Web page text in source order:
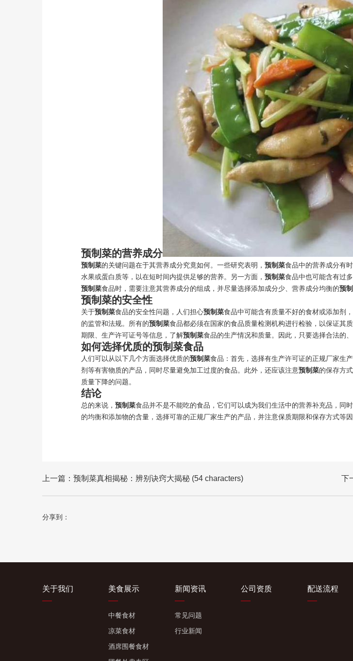
预制菜的营养成分
预制菜的关键问题在于其营养成分究竟如何。一些研究表明， 预制菜食品中的营养成分有
水果或蛋白质等，以在短时间内提供足够的营养。另一方面， 预制菜食品中也可能含有过
预制菜食品时，需要注意其营养成分的组成，并尽量选择添加成分少、营养成分均衡的预
预制菜的安全性
关于预制菜食品的安全性问题，人们担心预制菜食品中可能含有质量不好的食材或添加剂
的监管和法规。所有的预制菜食品都必须在国家的食品质量检测机构进行检验，以保证其
期限、生产许可证号等信息，了解预制菜食品的生产情况和质量。因此，只要选择合法的
如何选择优质的预制菜食品
人们可以从以下几个方面选择优质的预制菜食品：首先，选择有生产许可证的正规厂家生
剂等有害物质的产品，同时尽量避免加工过度的食品。此外，还应该注意预制菜的保存方
质量下降的问题。
结论
总的来说， 预制菜食品并不是不能吃的食品，它们可以成为我们生活中的营养补充品，同
的均衡和添加物的含量，选择可靠的正规厂家生产的产品，并注意保质期限和保存方式等
上一篇： 预制菜真相揭秘：辨别诀窍大揭秘 (54 characters) 下
分享到：
关于我们 美食展示
中餐食材
凉菜食材
酒席围餐食材
新闻资讯
常见问题
行业新闻
公司资质 配送流程